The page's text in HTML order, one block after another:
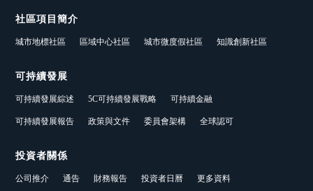
社區項目簡介
城市地標社區 區域中心社區 城市微度假社區 知識創新社區
可持續發展
可持續發展綜述 5C可持續發展戰略 可持續金融
可持續發展報告 政策與文件 委員會架構 全球認可
投資者關係
公司推介 通告 財務報告 投資者日曆 更多資料